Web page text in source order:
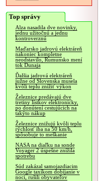
Top správy
Alza nasadila dve novinky,
jednu užitočnú a jednu
kontroverznú
Maďarsko jadrovú elektráreň
nakoniec kompletne
neodstavilo, Rumunsko mení
tok Dunaja
Ďalšia jadrová elektráreň
južne od Slovenska musela
kvôli teplu znížiť výkon
Železnice predávajú dve
tretiny lístkov elektronicky,
po donútení cestujúcich na
takýto nákup
Železnice znižujú kvôli teplu
rýchlosť iba na 50 km/h,
spôsobuje to meškanie
NASA na diaľku na sonde
Voyager 2 úspešne znížila
spotrebu
Súd zakázal samojazdiacim
Google taxíkom dobíjanie v
noci, rušili obyvateľov